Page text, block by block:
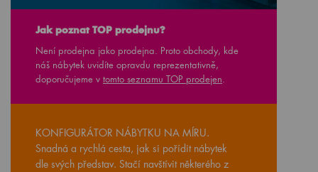
Jak poznat TOP prodejnu?
Není prodejna jako prodejna. Proto obchody, kde
náš nábytek uvidíte opravdu reprezentativně,
doporučujeme v tomto seznamu TOP prodejen
KONFIGURÁTOR NÁBYTKU NA MÍRU.
Snadná a rychlá cesta, jak si pořídit nábytek
dle svých představ. Stačí navštívit některého z